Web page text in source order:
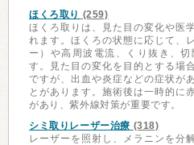
ほくろ取り (259)
ほくろ取りは、見た目の変化や医
れます。ほくろの状態に応じて、
ー）や高周波電流、くり抜き、
す。見た目の変化を目的とする場
ですが、出血や炎症などの症状が
とがあります。施術後は一時的に
があり、紫外線対策が重要です。
シミ取りレーザー治療 (318)
レーザーを照射し、メラニンを分